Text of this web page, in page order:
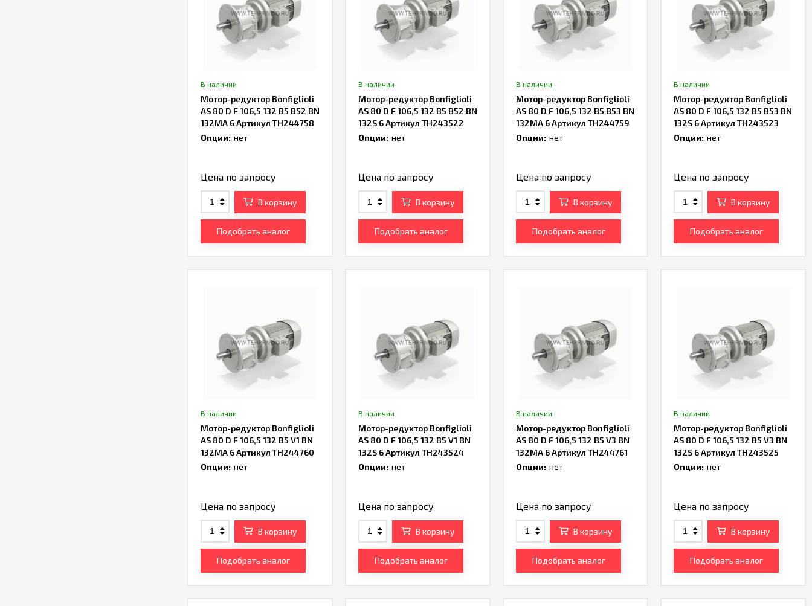
В наличии
Мотор-редуктор Bonfiglioli
AS 80 D F 106,5 132 B5 B52 BN
132MA 6 Артикул TH244758
Опции: нет
Цена по запросу
В корзину
Подобрать аналог
В наличии
Мотор-редуктор Bonfiglioli
AS 80 D F 106,5 132 B5 B52 BN
132S 6 Артикул TH243522
Опции: нет
Цена по запросу
В корзину
Подобрать аналог
В наличии
Мотор-редуктор Bonfiglioli
AS 80 D F 106,5 132 B5 B53 BN
132MA 6 Артикул TH244759
Опции: нет
Цена по запросу
В корзину
Подобрать аналог
В наличии
Мотор-редуктор Bonfiglioli
AS 80 D F 106,5 132 B5 B53 BN
132S 6 Артикул TH243523
Опции: нет
Цена по запросу
В корзину
Подобрать аналог
В наличии
Мотор-редуктор Bonfiglioli
AS 80 D F 106,5 132 B5 V1 BN
132MA 6 Артикул TH244760
Опции: нет
Цена по запросу
В корзину
Подобрать аналог
В наличии
Мотор-редуктор Bonfiglioli
AS 80 D F 106,5 132 B5 V1 BN
132S 6 Артикул TH243524
Опции: нет
Цена по запросу
В корзину
Подобрать аналог
В наличии
Мотор-редуктор Bonfiglioli
AS 80 D F 106,5 132 B5 V3 BN
132MA 6 Артикул TH244761
Опции: нет
Цена по запросу
В корзину
Подобрать аналог
В наличии
Мотор-редуктор Bonfiglioli
AS 80 D F 106,5 132 B5 V3 BN
132S 6 Артикул TH243525
Опции: нет
Цена по запросу
В корзину
Подобрать аналог